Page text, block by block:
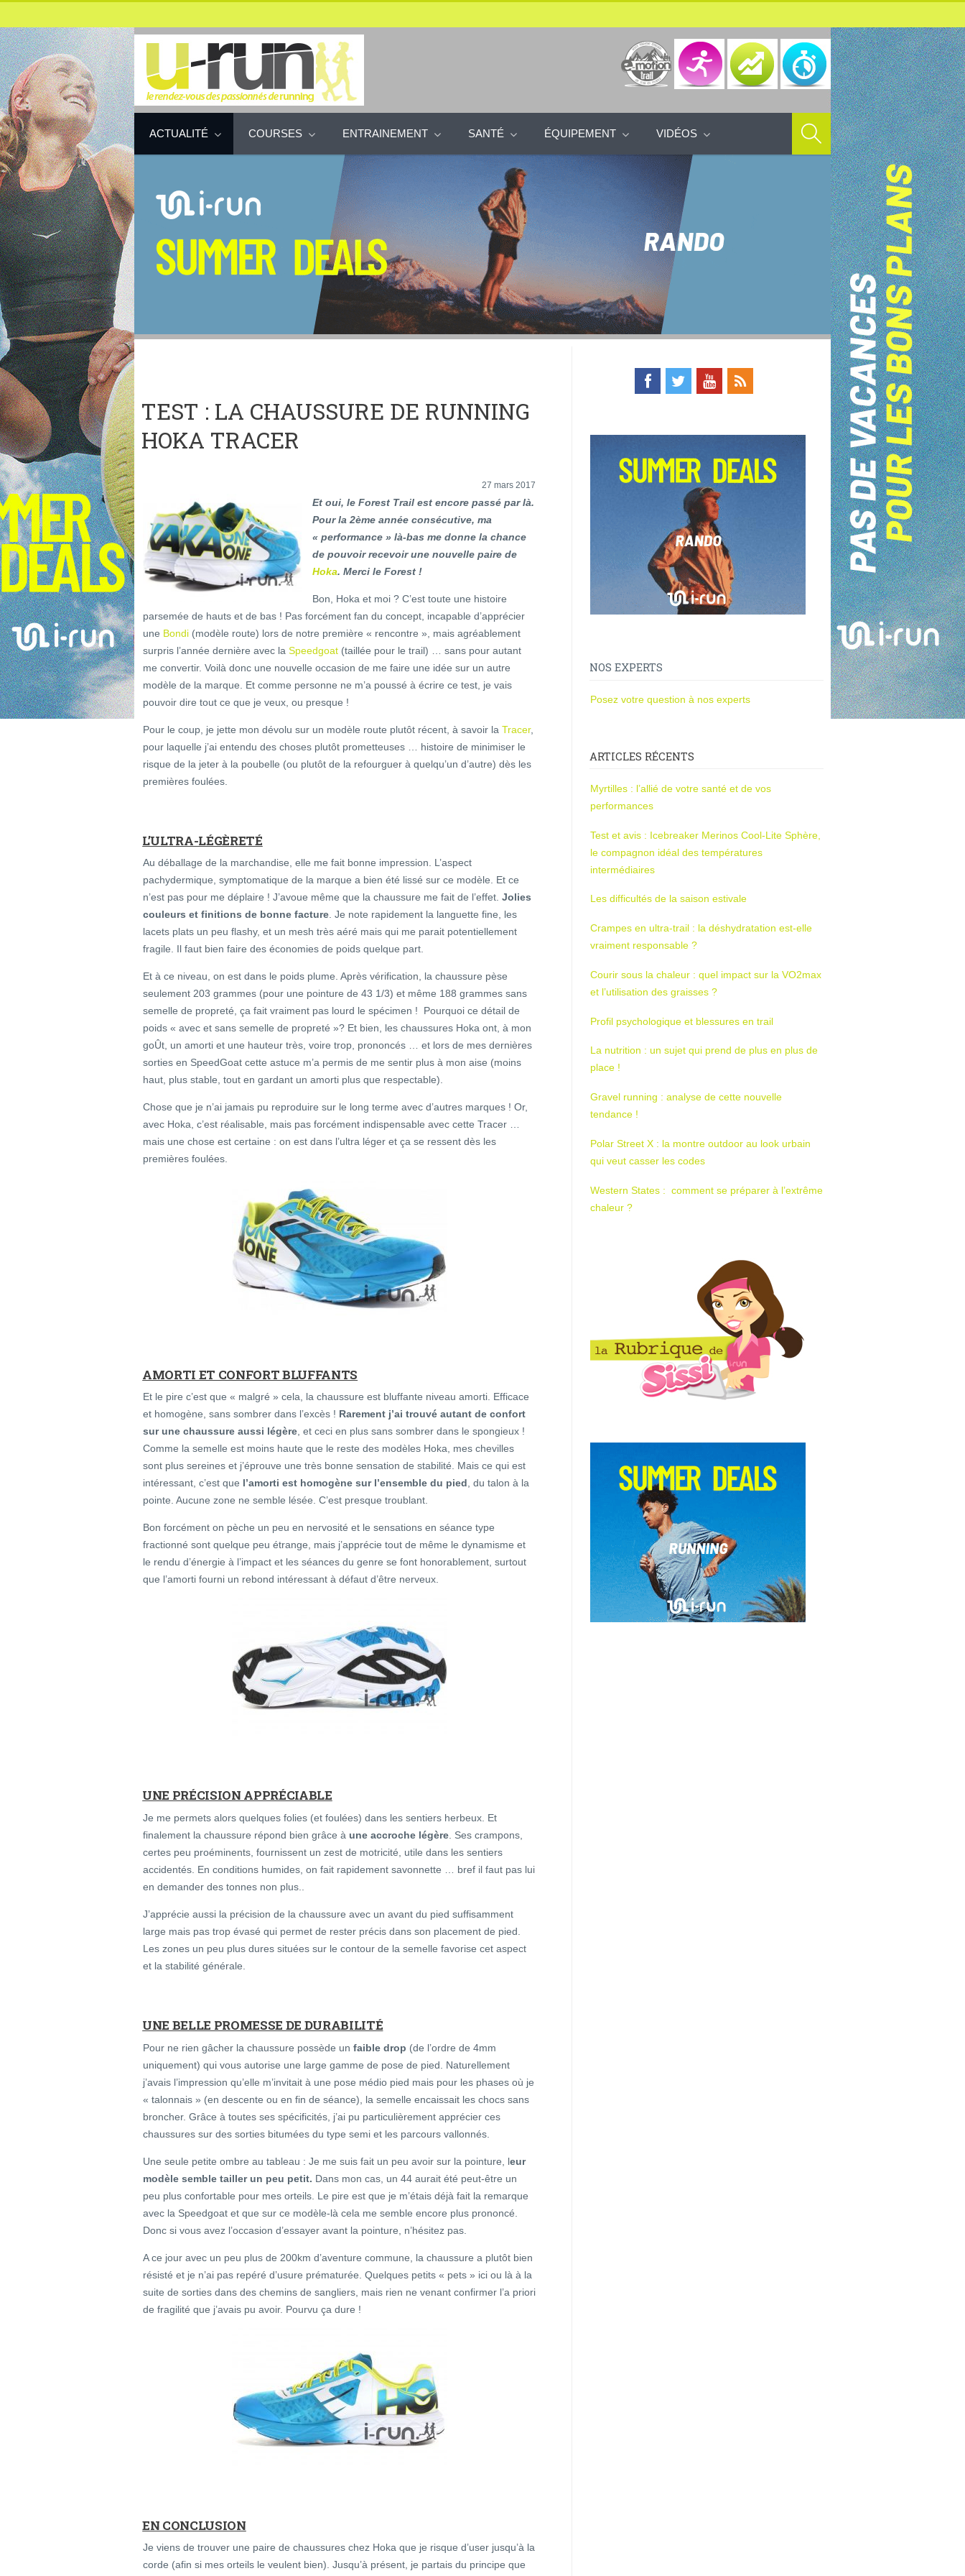
ACTUALITÉ COURSES ENTRAINEMENT SANTÉ ÉQUIPEMENT VIDÉOS
TEST : LA CHAUSSURE DE RUNNING
HOKA TRACER
27 mars 2017
Et oui, le Forest Trail est encore passé par là.
Pour la 2ème année consécutive, ma
« performance » là-bas me donne la chance
de pouvoir recevoir une nouvelle paire de
Hoka. Merci le Forest !
Bon, Hoka et moi ? C’est toute une histoire
parsemée de hauts et de bas ! Pas forcément fan du concept, incapable d’apprécier
une Bondi (modèle route) lors de notre première « rencontre », mais agréablement
surpris l’année dernière avec la Speedgoat (taillée pour le trail) … sans pour autant
me convertir. Voilà donc une nouvelle occasion de me faire une idée sur un autre
modèle de la marque. Et comme personne ne m’a poussé à écrire ce test, je vais
pouvoir dire tout ce que je veux, ou presque !
Pour le coup, je jette mon dévolu sur un modèle route plutôt récent, à savoir la Tracer,
pour laquelle j’ai entendu des choses plutôt prometteuses … histoire de minimiser le
risque de la jeter à la poubelle (ou plutôt de la refourguer à quelqu’un d’autre) dès les
premières foulées.
L’ULTRA-LÉGÈRETÉ
Au déballage de la marchandise, elle me fait bonne impression. L’aspect
pachydermique, symptomatique de la marque a bien été lissé sur ce modèle. Et ce
n’est pas pour me déplaire ! J’avoue même que la chaussure me fait de l’effet. Jolies
couleurs et finitions de bonne facture. Je note rapidement la languette fine, les
lacets plats un peu flashy, et un mesh très aéré mais qui me parait potentiellement
fragile. Il faut bien faire des économies de poids quelque part.
Et à ce niveau, on est dans le poids plume. Après vérification, la chaussure pèse
seulement 203 grammes (pour une pointure de 43 1/3) et même 188 grammes sans
semelle de propreté, ça fait vraiment pas lourd le spécimen ! Pourquoi ce détail de
poids « avec et sans semelle de propreté »? Et bien, les chaussures Hoka ont, à mon
goÛt, un amorti et une hauteur très, voire trop, prononcés … et lors de mes dernières
sorties en SpeedGoat cette astuce m’a permis de me sentir plus à mon aise (moins
haut, plus stable, tout en gardant un amorti plus que respectable).
Chose que je n’ai jamais pu reproduire sur le long terme avec d’autres marques ! Or,
avec Hoka, c’est réalisable, mais pas forcément indispensable avec cette Tracer …
mais une chose est certaine : on est dans l’ultra léger et ça se ressent dès les
premières foulées.
AMORTI ET CONFORT BLUFFANTS
Et le pire c’est que « malgré » cela, la chaussure est bluffante niveau amorti. Efficace
et homogène, sans sombrer dans l’excès ! Rarement j’ai trouvé autant de confort
sur une chaussure aussi légère , et ceci en plus sans sombrer dans le spongieux !
Comme la semelle est moins haute que le reste des modèles Hoka, mes chevilles
sont plus sereines et j’éprouve une très bonne sensation de stabilité. Mais ce qui est
intéressant, c’est que l’amorti est homogène sur l’ensemble du pied , du talon à la
pointe. Aucune zone ne semble lésée. C’est presque troublant.
Bon forcément on pèche un peu en nervosité et le sensations en séance type
fractionné sont quelque peu étrange, mais j’apprécie tout de même le dynamisme et
le rendu d’énergie à l’impact et les séances du genre se font honorablement, surtout
que l’amorti fourni un rebond intéressant à défaut d’être nerveux.
UNE PRÉCISION APPRÉCIABLE
Je me permets alors quelques folies (et foulées) dans les sentiers herbeux. Et
finalement la chaussure répond bien grâce à une accroche légère . Ses crampons,
certes peu proéminents, fournissent un zest de motricité, utile dans les sentiers
accidentés. En conditions humides, on fait rapidement savonnette … bref il faut pas lui
en demander des tonnes non plus..
J’apprécie aussi la précision de la chaussure avec un avant du pied suffisamment
large mais pas trop évasé qui permet de rester précis dans son placement de pied.
Les zones un peu plus dures situées sur le contour de la semelle favorise cet aspect
et la stabilité générale.
UNE BELLE PROMESSE DE DURABILITÉ
Pour ne rien gâcher la chaussure possède un faible drop (de l’ordre de 4mm
uniquement) qui vous autorise une large gamme de pose de pied. Naturellement
j’avais l’impression qu’elle m’invitait à une pose médio pied mais pour les phases où je
« talonnais » (en descente ou en fin de séance), la semelle encaissait les chocs sans
broncher. Grâce à toutes ses spécificités, j’ai pu particulièrement apprécier ces
chaussures sur des sorties bitumées du type semi et les parcours vallonnés.
Une seule petite ombre au tableau : Je me suis fait un peu avoir sur la pointure, leur
modèle semble tailler un peu petit. Dans mon cas, un 44 aurait été peut-être un
peu plus confortable pour mes orteils. Le pire est que je m’étais déjà fait la remarque
avec la Speedgoat et que sur ce modèle-là cela me semble encore plus prononcé.
Donc si vous avez l’occasion d’essayer avant la pointure, n’hésitez pas.
A ce jour avec un peu plus de 200km d’aventure commune, la chaussure a plutôt bien
résisté et je n’ai pas repéré d’usure prématurée. Quelques petits « pets » ici ou là à la
suite de sorties dans des chemins de sangliers, mais rien ne venant confirmer l’a priori
de fragilité que j’avais pu avoir. Pourvu ça dure !
EN CONCLUSION
Je viens de trouver une paire de chaussures chez Hoka que je risque d’user jusqu’à la
corde (afin si mes orteils le veulent bien). Jusqu’à présent, je partais du principe que
NOS EXPERTS
Posez votre question à nos experts
ARTICLES RÉCENTS
Myrtilles : l’allié de votre santé et de vos
performances
Test et avis : Icebreaker Merinos Cool-Lite Sphère,
le compagnon idéal des températures
intermédiaires
Les difficultés de la saison estivale
Crampes en ultra-trail : la déshydratation est-elle
vraiment responsable ?
Courir sous la chaleur : quel impact sur la VO2max
et l’utilisation des graisses ?
Profil psychologique et blessures en trail
La nutrition : un sujet qui prend de plus en plus de
place !
Gravel running : analyse de cette nouvelle
tendance !
Polar Street X : la montre outdoor au look urbain
qui veut casser les codes
Western States : comment se préparer à l’extrême
chaleur ?